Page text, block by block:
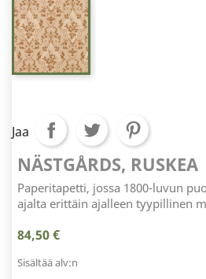
Jaa
NÄSTGÅRDS, RUSKEA
Paperitapetti, jossa 1800-luvun
ajalta erittäin ajalleen tyypillinen
84,50 €
Sisältää alv:n